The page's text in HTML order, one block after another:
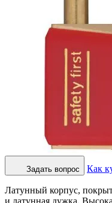
Задать вопрос Как
Латунный корпус,
и латунная дужка.